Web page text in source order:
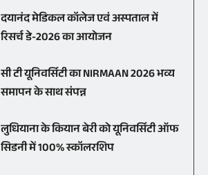
दयानंद मेडिकल कॉलेज एवं अस्पताल में
रिसर्च डे-2026 का आयोजन
सी टी यूनिवर्सिटी का NIRMAAN 2026 भव्य
समापन के साथ संपन्न
लुधियाना के कियान बेरी को यूनिवर्सिटी ऑफ
सिडनी में 100% स्कॉलरशिप